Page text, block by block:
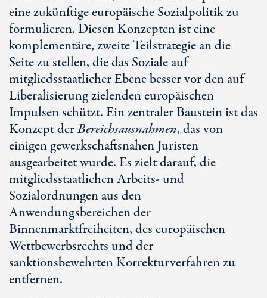
eine zukünftige europäische Sozialpolitik zu
formulieren. Diesen Konzepten ist eine
komplementäre, zweite Teilstrategie an die
Seite zu stellen, die das Soziale auf
mitgliedsstaatlicher Ebene besser vor den auf
Liberalisierung zielenden europäischen
Impulsen schützt. Ein zentraler Baustein ist das
Konzept derBereichsausnahmen, das von
einigen gewerkschaftsnahen Juristen
ausgearbeitet wurde. Es zielt darauf, die
mitgliedsstaatlichen Arbeits- und
Sozialordnungen aus den
Anwendungsbereichen der
Binnenmarktfreiheiten, des europäischen
Wettbewerbsrechts und der
sanktionsbewehrten Korrekturverfahren zu
entfernen.